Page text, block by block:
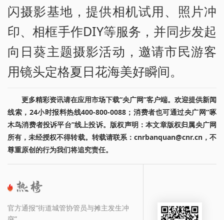
闪摄影基地，提供相机试用、照片冲
印、相框手作DIY等服务，并同步发起
向日葵主题摄影活动，邀请市民游客
用镜头定格夏日花海美好瞬间。
更多精彩资讯请在应用市场下载“央广网”客户端。欢迎提供新闻
线索，24小时报料热线400-800-0088；消费者也可通过央广网“啄
木鸟消费者投诉平台”线上投诉。版权声明：本文章版权归属央广网
所有，未经授权不得转载。转载请联系：cnrbanquan@cnr.cn，不
尊重原创的行为我们将追究责任。
官方通报“街道城管协管员与摊主发生冲